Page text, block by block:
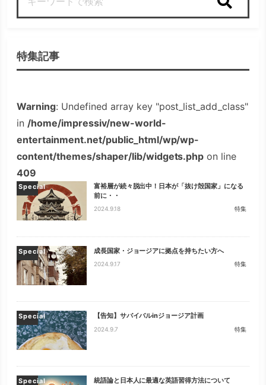
特集記事
Warning: Undefined array key "post_list_add_class"
in /home/impressiv/new-world-
entertainment.net/public_html/wp/wp-
content/themes/shaper/lib/widgets.php on line
409
Special
富裕層が続々脱出中！日本が「抜け殻国家」になる
前に・・
2024.9.18 特集
Special 成長国家・ジョージアに拠点を持ちたい方へ
2024.9.17 特集
Special 【告知】サバイバルinジョージア計画
2024.9.7 特集
Special 統語論と日本人に最適な英語習得方法について